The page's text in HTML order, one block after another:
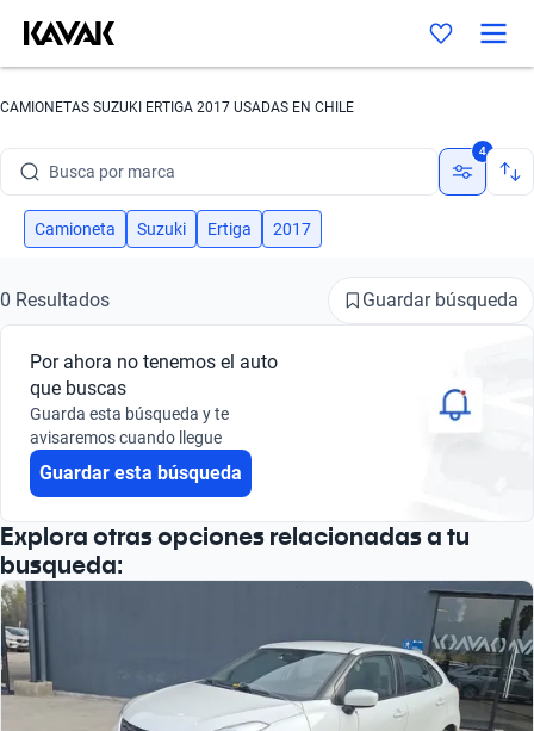
CAMIONETAS SUZUKI ERTIGA 2017 USADAS EN CHILE
Busca por marca
Busca por modelo
Busca por año
Busca por marca
Busca por modelo
Busca por año
4
Camioneta Suzuki Ertiga 2017
0 Resultados Guardar búsqueda
Por ahora no tenemos el auto
que buscas
Guarda esta búsqueda y te
avisaremos cuando llegue
Guardar esta búsqueda
Explora otras opciones relacionadas a tu
busqueda: